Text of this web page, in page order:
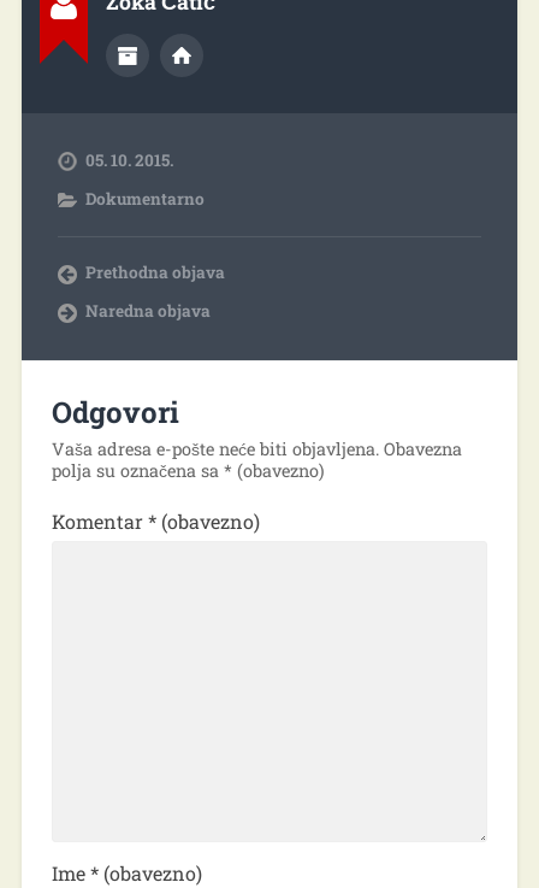
05. 10. 2015.
Dokumentarno
Prethodna objava
Naredna objava
Odgovori
Vaša adresa e-pošte neće biti objavljena. Obavezna
polja su označena sa * (obavezno)
Komentar* (obavezno)
Ime* (obavezno)